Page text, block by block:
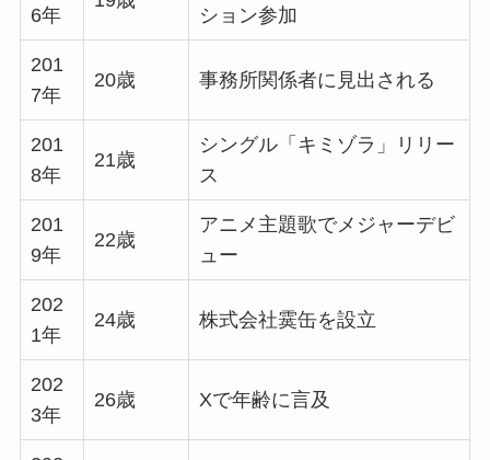
6年 ション参加
201
7年
20歳 事務所関係者に見出される
201
8年
21歳
シングル「キミゾラ」リリー
ス
201
9年
22歳
アニメ主題歌でメジャーデビ
ュー
202
1年
24歳 株式会社霙缶を設立
202
3年
26歳 Xで年齢に言及